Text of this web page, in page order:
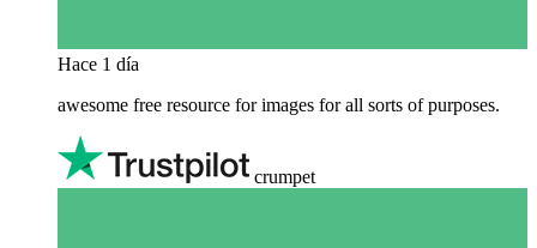
Hace 1 día
awesome free resource for images for all sorts of purposes.
crumpet